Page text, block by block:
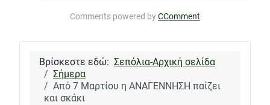
Comments powered byCComment
Βρίσκεστε εδώ: Σεπόλια-Αρχική σελίδα
Σήμερα
Από 7 Μαρτίου η ΑΝΑΓΕΝΝΗΣΗ παίζει
και σκάκι